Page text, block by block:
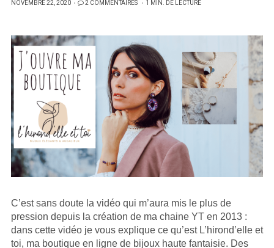
PUBLIÉ
NOVEMBRE 22, 2020 2 COMMENTAIRES 1 MIN. DE LECTURE
C’est sans doute la vidéo qui m’aura mis le plus de
pression depuis la création de ma chaine YT en 2013 :
dans cette vidéo je vous explique ce qu’est L’hirond’elle et
toi, ma boutique en ligne de bijoux haute fantaisie. Des